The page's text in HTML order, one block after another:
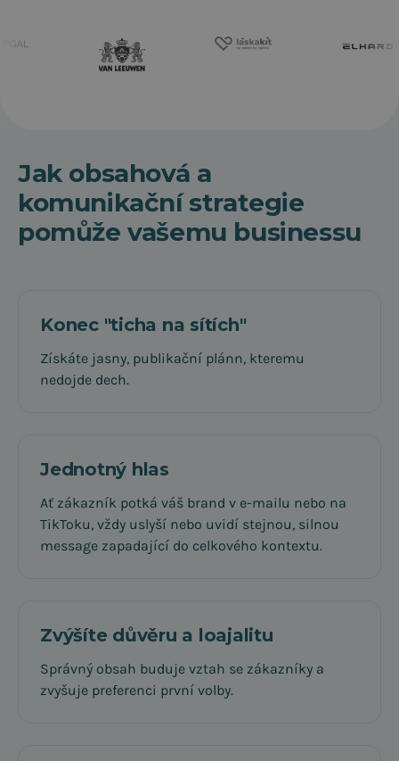
Jak obsahová a
komunikační strategie
pomůže vašemu businessu
Konec "ticha na sítích"
Získáte jasny, publikační plánn, kteremu
nedojde dech.
Jednotný hlas
Ať zákazník potká váš brand v e-mailu nebo na
TikToku, vždy uslyší nebo uvidí stejnou, silnou
message zapadající do celkového kontextu.
Zvýšíte důvěru a loajalitu
Správný obsah buduje vztah se zákazníky a
zvyšuje preferenci první volby.